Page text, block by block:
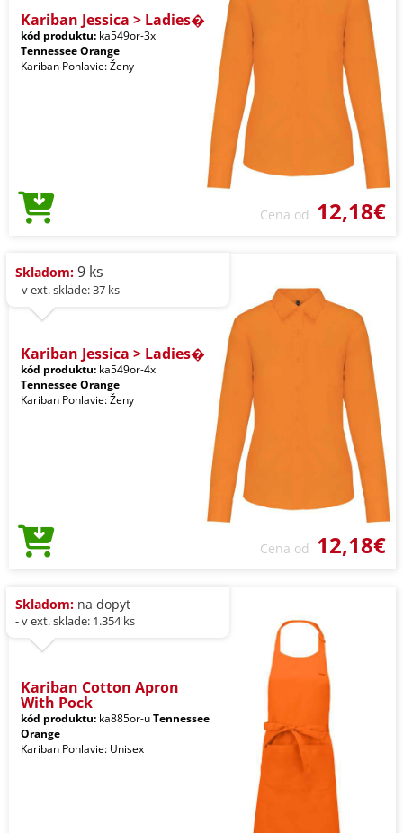
Kariban Jessica > Ladies�
kód produktu: ka549or-3xl
Tennessee Orange
Kariban Pohlavie: Ženy
Cena od 12,18€
Skladom: 9 ks
- v ext. sklade: 37 ks
Kariban Jessica > Ladies�
kód produktu: ka549or-4xl
Tennessee Orange
Kariban Pohlavie: Ženy
Cena od 12,18€
Skladom: na dopyt
- v ext. sklade: 1.354 ks
Kariban Cotton Apron
With Pock
kód produktu: ka885or-uTennessee
Orange
Kariban Pohlavie: Unisex